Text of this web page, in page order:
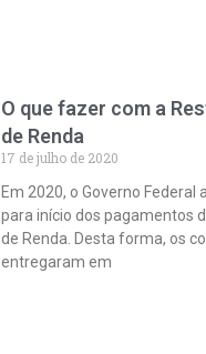
O que fazer com a
de Renda
17 de julho de 2020
Em 2020, o Governo Federal
para início dos pagamentos
de Renda. Desta forma, os
entregaram em